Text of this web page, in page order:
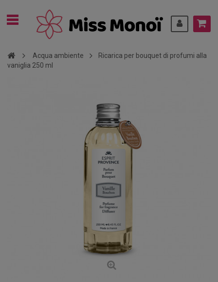
Acqua ambiente
Ricarica per bouquet di profumi alla
vaniglia 250 ml